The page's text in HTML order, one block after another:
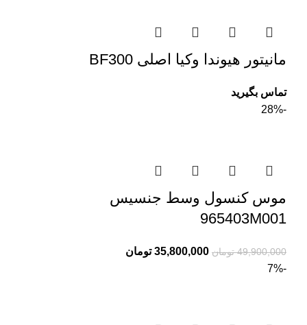
مانیتور هیوندا وکیا اصلی BF300
تماس بگیرید
-28%
موس کنسول وسط جنسیس
965403M001
49,900,000 تومان 35,800,000 تومان
-7%